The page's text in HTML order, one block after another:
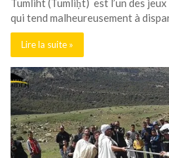
Tumliht (Tumliḥt) est l’un des
qui tend malheureusement à
Lire la suite »